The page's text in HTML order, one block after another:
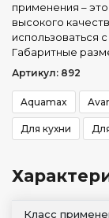
применения –
высокого
использоваться
Габаритные
Артикул: 892
Aquamax
Для кухни
Класс